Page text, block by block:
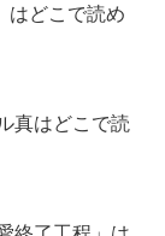
はどこで読め
真はどこで読